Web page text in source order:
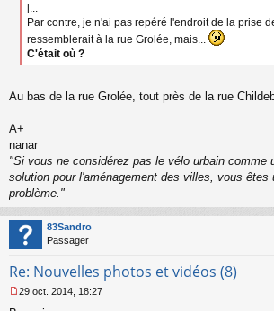
[...
Par contre, je n'ai pas repéré l'endroit de la prise
ressemblerait à la rue Grolée, mais...
C'était où ?
Au bas de la rue Grolée, tout près de la rue
A+
nanar
"Si vous ne considérez pas le vélo urbain comme
solution pour l'aménagement des villes, vous êtes
problème."
83Sandro
Passager
Re: Nouvelles photos et vidéos (8)
29 oct. 2014, 18:27